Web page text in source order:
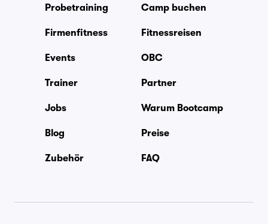
Probetraining Camp buchen
Firmenfitness Fitnessreisen
Events OBC
Trainer Partner
Jobs Warum Bootcamp
Blog Preise
Zubehör FAQ